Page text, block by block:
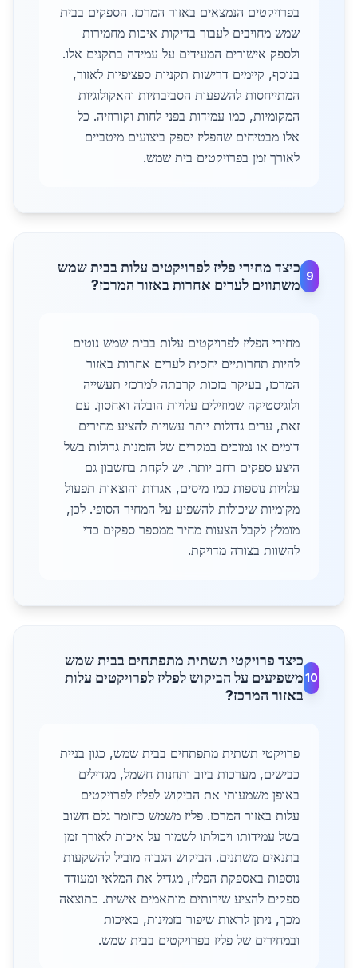
בפרויקטים הנמצאים באזור המרכז. הספקים בבית
שמש מחויבים לעבור בדיקות איכות מחמירות
ולספק אישורים המעידים על עמידה בתקנים אלו.
בנוסף, קיימים דרישות תקניות ספציפיות לאזור,
המתייחסות להשפעות הסביבתיות והאקולוגיות
המקומיות, כמו עמידות בפני לחות וקורוזיה. כל
אלו מבטיחים שהפליז יספק ביצועים מיטביים
לאורך זמן בפרויקטים בית שמש.
9
כיצד מחירי פליז לפרויקטים עלות בבית שמש
משתווים לערים אחרות באזור המרכז?
מחירי הפליז לפרויקטים עלות בבית שמש נוטים
להיות תחרותיים יחסית לערים אחרות באזור
המרכז, בעיקר בזכות קרבתה למרכזי תעשייה
ולוגיסטיקה שמוזילים עלויות הובלה ואחסון. עם
זאת, ערים גדולות יותר עשויות להציע מחירים
דומים או נמוכים במקרים של הזמנות גדולות בשל
היצע ספקים רחב יותר. יש לקחת בחשבון גם
עלויות נוספות כמו מיסים, אגרות והוצאות תפעול
מקומיות שיכולות להשפיע על המחיר הסופי. לכן,
מומלץ לקבל הצעות מחיר ממספר ספקים כדי
להשוות בצורה מדויקת.
10
כיצד פרויקטי תשתית מתפתחים בבית שמש
משפיעים על הביקוש לפליז לפרויקטים עלות
באזור המרכז?
פרויקטי תשתית מתפתחים בבית שמש, כגון בניית
כבישים, מערכות ביוב ותחנות חשמל, מגדילים
באופן משמעותי את הביקוש לפליז לפרויקטים
עלות באזור המרכז. פליז משמש כחומר גלם חשוב
בשל עמידותו ויכולתו לשמור על איכות לאורך זמן
בתנאים משתנים. הביקוש הגבוה מוביל להשקעות
נוספות באספקת הפליז, מגדיל את המלאי ומעודד
ספקים להציע שירותים מותאמים אישית. כתוצאה
מכך, ניתן לראות שיפור בזמינות, באיכות
ובמחירים של פליז בפרויקטים בבית שמש.